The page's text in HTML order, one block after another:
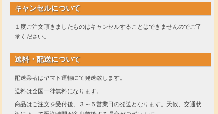
キャンセルについて
１度ご注文頂きましたものはキャンセルすることはできませんのでご了
承ください。
送料・配送について
配送業者はヤマト運輸にて発送致します。
送料は全国一律無料になります。
商品はご注文を受付後、３～５営業日の発送となります。天候、交通状